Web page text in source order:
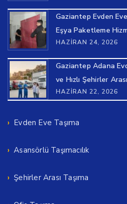
Gaziantep Evden
Eşya Paketleme
HAZIRAN 24, 2026
Gaziantep Adana
ve Hızlı Şehirler
HAZIRAN 22, 2026
Evden Eve Taşıma
Asansörlü Taşımacılık
Şehirler Arası Taşıma